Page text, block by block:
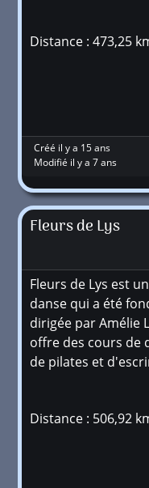
Distance : 473,25
Créé il y a 15 ans
Modifié il y a 7 ans
Fleurs de Lys
Fleurs de Lys est
danse qui a été
dirigée par Amélie
offre des cours de
de pilates et
Distance : 506,92